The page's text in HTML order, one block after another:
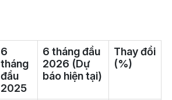
6
tháng
đầu
2025
6 tháng đầu
2026 (Dự
báo hiện tại)
Thay đổi
(%)